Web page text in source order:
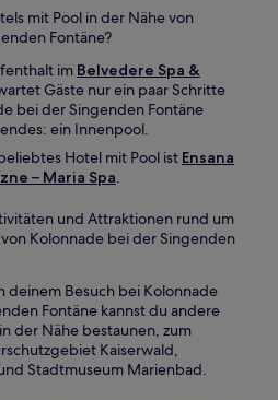
mit Pool in der Nähe von
Fontäne?
im Belvedere Spa &
Gäste nur ein paar Schritte
bei der Singenden Fontäne
ein Innenpool.
Hotel mit Pool ist Ensana
– Maria Spa.
und Attraktionen rund um
Kolonnade bei der Singenden
deinem Besuch bei Kolonnade
Fontäne kannst du andere
der Nähe bestaunen, zum
Kaiserwald,
Stadtmuseum Marienbad.